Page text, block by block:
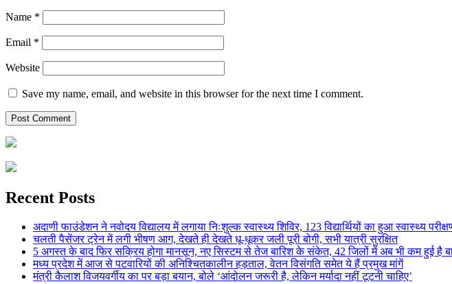
Name *
Email *
Website
Save my name, email, and website in this browser for the next time I comment.
Recent Posts
अदाणी फाउंडेशन ने नवोदय विद्यालय में लगाया निःशुल्क स्वास्थ्य शिविर, 123 विद्यार्थियों का हुआ स्वास्थ्य
चलती पैसेंजर ट्रेन में लगी भीषण आग, देखते ही देखते धू-धूकर जली पूरी बोगी, सभी यात्री सुरक्षित
5 अगस्त के बाद फिर सक्रिय होगा मानसून, नए सिस्टम से तेज बारिश के संकेत, 42 जिलों में अब भी कम हुई है
मध्य प्रदेश में आज से पटवारियों की अनिश्चितकालीन हड़ताल, वेतन विसंगति समेत ये हैं प्रमुख मांगें
मंत्री कैलाश विजयवर्गीय का पर बड़ा बयान, बोले ‘आंदोलन जरूरी है, लेकिन मर्यादा नहीं टूटनी चाहिए’